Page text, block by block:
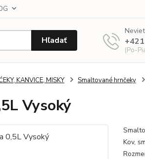
Hľadať
(Po-
KANVICE, MISKY Smaltované hrnčeky
Vysoký
Kov,